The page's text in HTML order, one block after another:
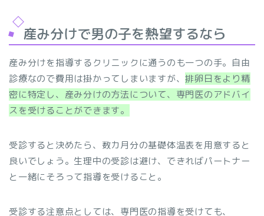
産み分けで男の子を熱望するなら
産み分けを指導するクリニックに通うのも一つの手。自由
診療なので費用は掛かってしまいますが、排卵日をより精
密に特定し、産み分けの方法について、専門医のアドバイ
スを受けることができます。
受診すると決めたら、数カ月分の基礎体温表を用意すると
良いでしょう。生理中の受診は避け、できればパートナー
と一緒にそろって指導を受けること。
受診する注意点としては、専門医の指導を受けても、